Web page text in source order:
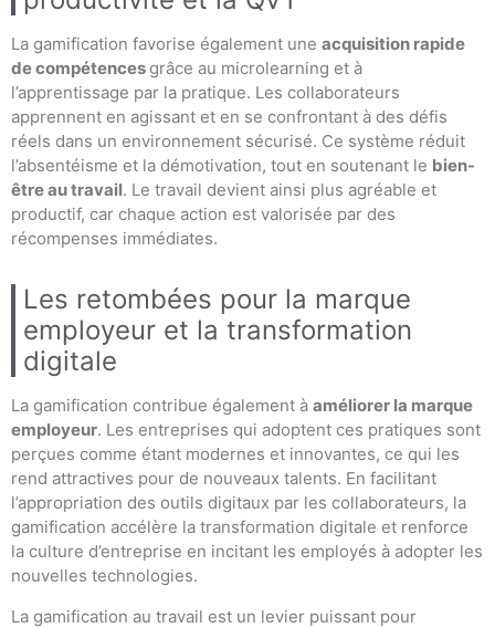
La gamification favorise également une acquisition rapide
de compétencesgrâce au microlearning et à
l’apprentissage par la pratique. Les collaborateurs
apprennent en agissant et en se confrontant à des défis
réels dans un environnement sécurisé. Ce système réduit
l’absentéisme et la démotivation, tout en soutenant le bien-
être au travail. Le travail devient ainsi plus agréable et
productif, car chaque action est valorisée par des
récompenses immédiates.
Les retombées pour la marque
employeur et la transformation
digitale
La gamification contribue également à améliorer la marque
employeur. Les entreprises qui adoptent ces pratiques sont
perçues comme étant modernes et innovantes, ce qui les
rend attractives pour de nouveaux talents. En facilitant
l’appropriation des outils digitaux par les collaborateurs, la
gamification accélère la transformation digitale et renforce
la culture d’entreprise en incitant les employés à adopter les
nouvelles technologies.
La gamification au travail est un levier puissant pour